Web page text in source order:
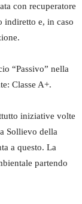
con recuperatore
indiretto e, in caso
“Passivo” nella
Classe A+.
iniziative volte
Sollievo della
a questo. La
partendo